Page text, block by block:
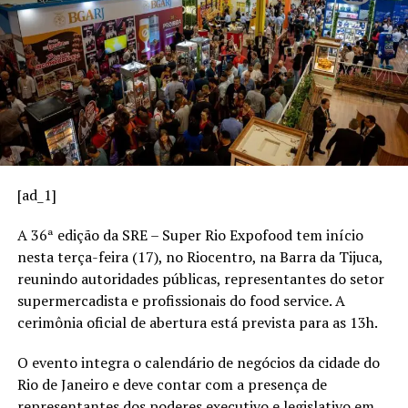
quais tendências estão moldando o futuro desse setor.
O que são meios de
pagamento?
Meios de pagamento são os instrumentos ou sistemas
utilizados para transferir valores entre comprador e
conclusão da compra de forma segura, rápida e
conveniente.
Esses meios podem ser físicos, como dinheiro em
espécie, ou digitais, como cartões, transferências
eletrônicas e carteiras digitais.
Principais tipos de meios de
pagamento
[ad_1]
A 36ª edição da SRE – Super Rio Expofood tem início
nesta terça-feira (17), no Riocentro, na Barra da Tijuca,
reunindo autoridades públicas, representantes do setor
supermercadista e profissionais do food service. A
cerimônia oficial de abertura está prevista para as 13h.
O evento integra o calendário de negócios da cidade do
Rio de Janeiro e deve contar com a presença de